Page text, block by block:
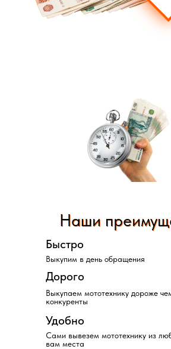
Дорого
Быстро
Выкупаем мототехнику дороже
конкуренты
Выкупим в день обращения
Удобно
Сами вывезем мототехнику из
вам места
Наши
Мотоциклы
выкупаем